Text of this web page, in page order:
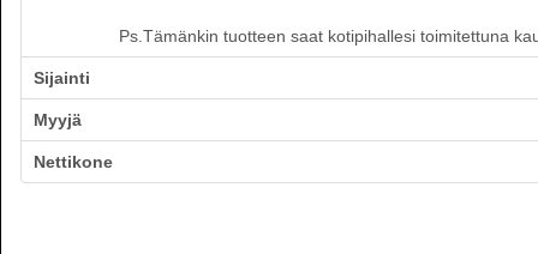
Ps.Tämänkin tuotteen saat kotipihallesi toimitettuna
Sijainti
Myyjä
Nettikone